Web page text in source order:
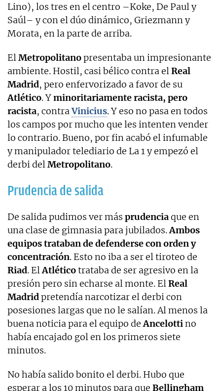
Lino), los tres en el centro –Koke, De Paul y
Saúl– y con el dúo dinámico, Griezmann y
Morata, en la parte de arriba.
ElMetropolitanopresentaba un impresionante
ambiente. Hostil, casi bélico contra elReal
Madrid, pero enfervorizado a favor de su
Atlético. Yminoritariamente racista, pero
racista, contraVinicius. Y eso no pasa en todos
los campos por mucho que les intenten vender
lo contrario. Bueno, por fin acabó el infumable
y manipulador telediario de La 1 y empezó el
derbi delMetropolitano.
Prudencia de salida
De salida pudimos ver más prudenciaque en
una clase de gimnasia para jubilados.Ambos
equipos trataban de defenderse con orden y
concentración. Esto no iba a ser el tiroteo de
Riad. ElAtléticotrataba de ser agresivo en la
presión pero sin echarse al monte. ElReal
Madridpretendía narcotizar el derbi con
posesiones largas que no le salían. Al menos la
buena noticia para el equipo deAncelottino
había encajado gol en los primeros siete
minutos.
No había salido bonito el derbi. Hubo que
esperar a los 10 minutos para que Bellingham